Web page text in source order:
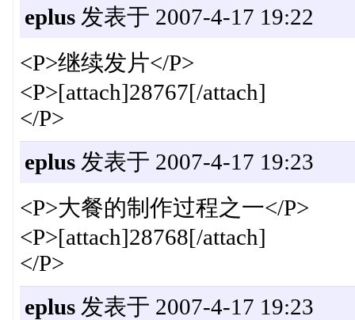
eplus发表于 2007-4-17 19:22
<P>继续发片</P>
<P>[attach]28767[/attach]
</P>
eplus发表于 2007-4-17 19:23
<P>大餐的制作过程之一</P>
<P>[attach]28768[/attach]
</P>
eplus发表于 2007-4-17 19:23